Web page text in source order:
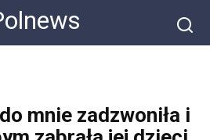
mnie zadzwoniła i